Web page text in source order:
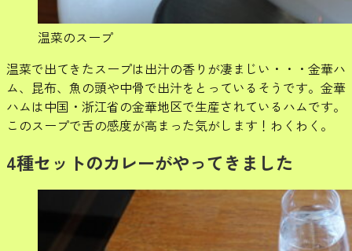
温菜のスープ
温菜で出てきたスープは出汁の香りが凄まじい・・・金華ハ
ム、昆布、魚の頭や中骨で出汁をとっているそうです。金華
ハムは中国・浙江省の金華地区で生産されているハムです。
このスープで舌の感度が高まった気がします！わくわく。
4種セットのカレーがやってきました